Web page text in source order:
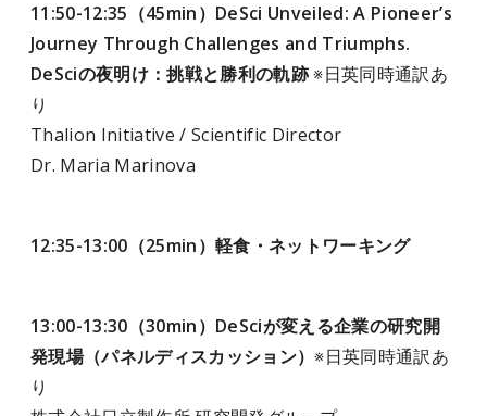
11:50-12:35（45min）DeSci Unveiled: A Pioneer’s
Journey Through Challenges and Triumphs.
DeSciの夜明け：挑戦と勝利の軌跡※日英同時通訳あ
り
Thalion Initiative / Scientific Director
Dr. Maria Marinova
12:35-13:00（25min）軽食・ネットワーキング
13:00-13:30（30min）DeSciが変える企業の研究開
発現場（パネルディスカッション）※日英同時通訳あ
り